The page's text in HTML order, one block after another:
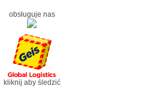
obsługuje nas
kliknij aby śledzić